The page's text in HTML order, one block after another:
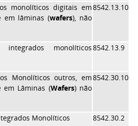
monolíticos digitais em
em lâminas (wafers), não
8542.13.10
monolíticos8542.13.9
Monolíticos outros, em
em Lâminas (Wafers) não
8542.30.10
Monolíticos 8542.30.2